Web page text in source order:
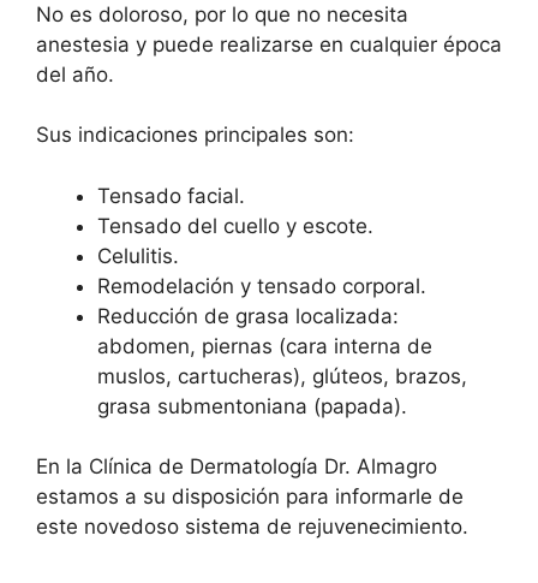
No es doloroso, por lo que no necesita
anestesia y puede realizarse en cualquier época
del año.
Sus indicaciones principales son:
Tensado facial.
Tensado del cuello y escote.
Celulitis.
Remodelación y tensado corporal.
Reducción de grasa localizada:
abdomen, piernas (cara interna de
muslos, cartucheras), glúteos, brazos,
grasa submentoniana (papada).
En la Clínica de Dermatología Dr. Almagro
estamos a su disposición para informarle de
este novedoso sistema de rejuvenecimiento.